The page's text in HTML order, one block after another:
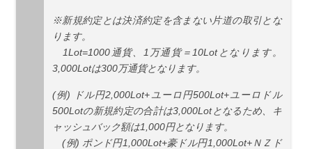
※新規約定とは決済約定を含まない片道の取引とな
ります。
1Lot=1000通貨、1万通貨＝10Lotとなります。
3,000Lotは300万通貨となります。
(例) ドル円2,000Lot+ユーロ円500Lot+ユーロドル
500Lotの新規約定の合計は3,000Lotとなるため、キ
ャッシュバック額は1,000円となります。
(例) ポンド円1,000Lot+豪ドル円1,000Lot+ＮＺド